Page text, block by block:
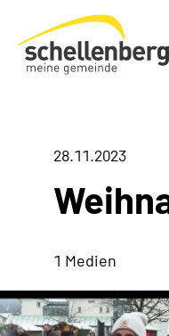
Gemeinde Schellenberg Startseite
28.11.2023
1 Medien